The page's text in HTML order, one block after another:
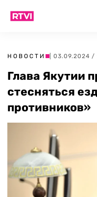
НОВОСТИ | 03.09.2024 /
Глава Якутии
стесняться
противников»